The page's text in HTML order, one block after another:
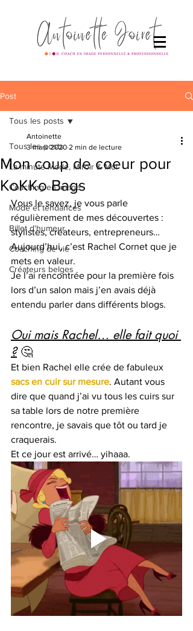
Post
Tous les posts
La minute Mode, Miroir & Moi
Coaching en image
Mode et tendances
Billet d'humeur
Coaching de vie
Créateurs belges
Tous les posts
Mon coup de coeur pour
KoKKo Bags
Antoinette
3 mars 2020 2 min de lecture
Vous le savez, je vous parle
régulièrement de mes découvertes :
stylistes, créateurs, entrepreneurs…
Aujourd’hui, c’est Rachel Cornet que je
mets en valeur.
Je l’ai rencontrée pour la première fois
lors d’un salon mais j’en avais déjà
entendu parler dans différents blogs.
Oui mais Rachel… elle fait quoi
? 🤔
Et bien Rachel elle crée de fabuleux
sacs en cuir sur mesure. Autant vous
dire que quand j’ai vu tous les cuirs sur
sa table lors de notre première
rencontre, je savais que tôt ou tard je
craquerais.
Et ce jour est arrivé… yihaaa.